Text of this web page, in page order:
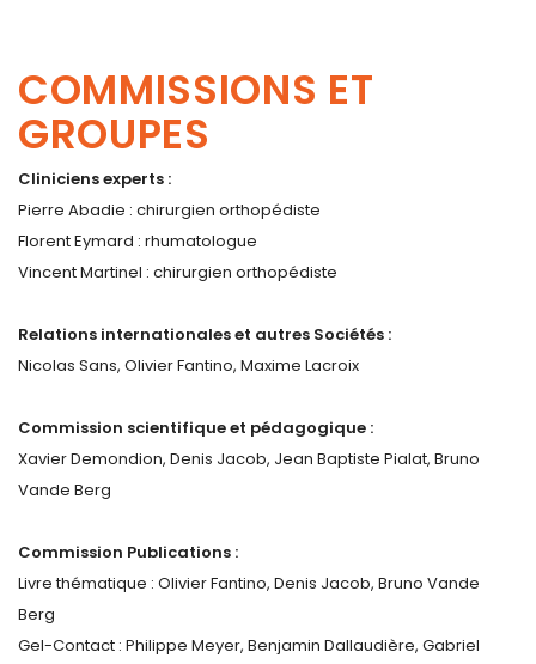
COMMISSIONS ET
GROUPES
Cliniciens experts :
Pierre Abadie : chirurgien orthopédiste
Florent Eymard : rhumatologue
Vincent Martinel : chirurgien orthopédiste
Relations internationales et autres Sociétés :
Nicolas Sans, Olivier Fantino, Maxime Lacroix
Commission scientifique et pédagogique :
Xavier Demondion, Denis Jacob, Jean Baptiste Pialat, Bruno
Vande Berg
Commission Publications :
Livre thématique : Olivier Fantino, Denis Jacob, Bruno Vande
Berg
Gel-Contact : Philippe Meyer, Benjamin Dallaudière, Gabriel